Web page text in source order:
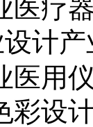
医疗
设计
医用
彩设